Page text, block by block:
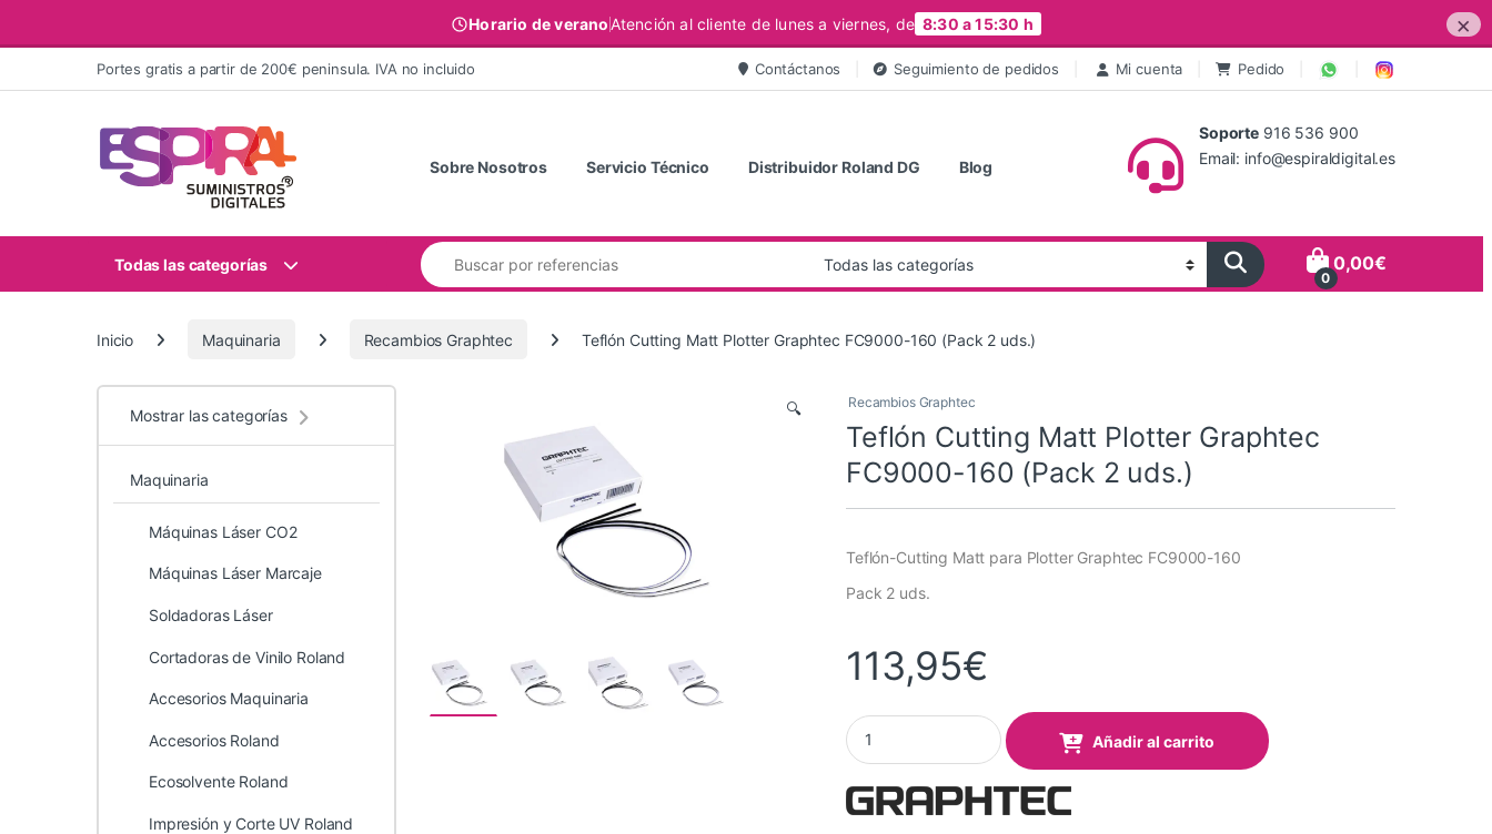
Horario de veranoAtención al cliente de lunes a viernes, de 8:30 a 15:30 h ×
Ir al contenidoPortes gratis a partir de 200€ peninsula. IVA no incluido Contáctanos Seguimiento de pedidos Mi cuenta Pedido
Sobre Nosotros Servicio Técnico Distribuidor Roland DG Blog
Soporte 916 536 900
Email: info@espiraldigital.es
Todas las categorías
Buscar:
0
0,00€
Inicio Maquinaria Recambios Graphtec Teflón Cutting Matt Plotter Graphtec FC9000-160 (Pack 2 uds.)
🔍 Recambios Graphtec
Teflón Cutting Matt Plotter Graphtec
FC9000-160 (Pack 2 uds.)
Teflón-Cutting Matt para Plotter Graphtec FC9000-160
Pack 2 uds.
113,95€
Teflón Cutting Matt Plotter Graphtec FC9000-160 (Pack 2 uds.) quantity
Añadir al carrito
Mostrar las categorías
Maquinaria
Máquinas Láser CO2
Máquinas Láser Marcaje
Soldadoras Láser
Cortadoras de Vinilo Roland
Accesorios Maquinaria
Accesorios Roland
Ecosolvente Roland
Impresión y Corte UV Roland